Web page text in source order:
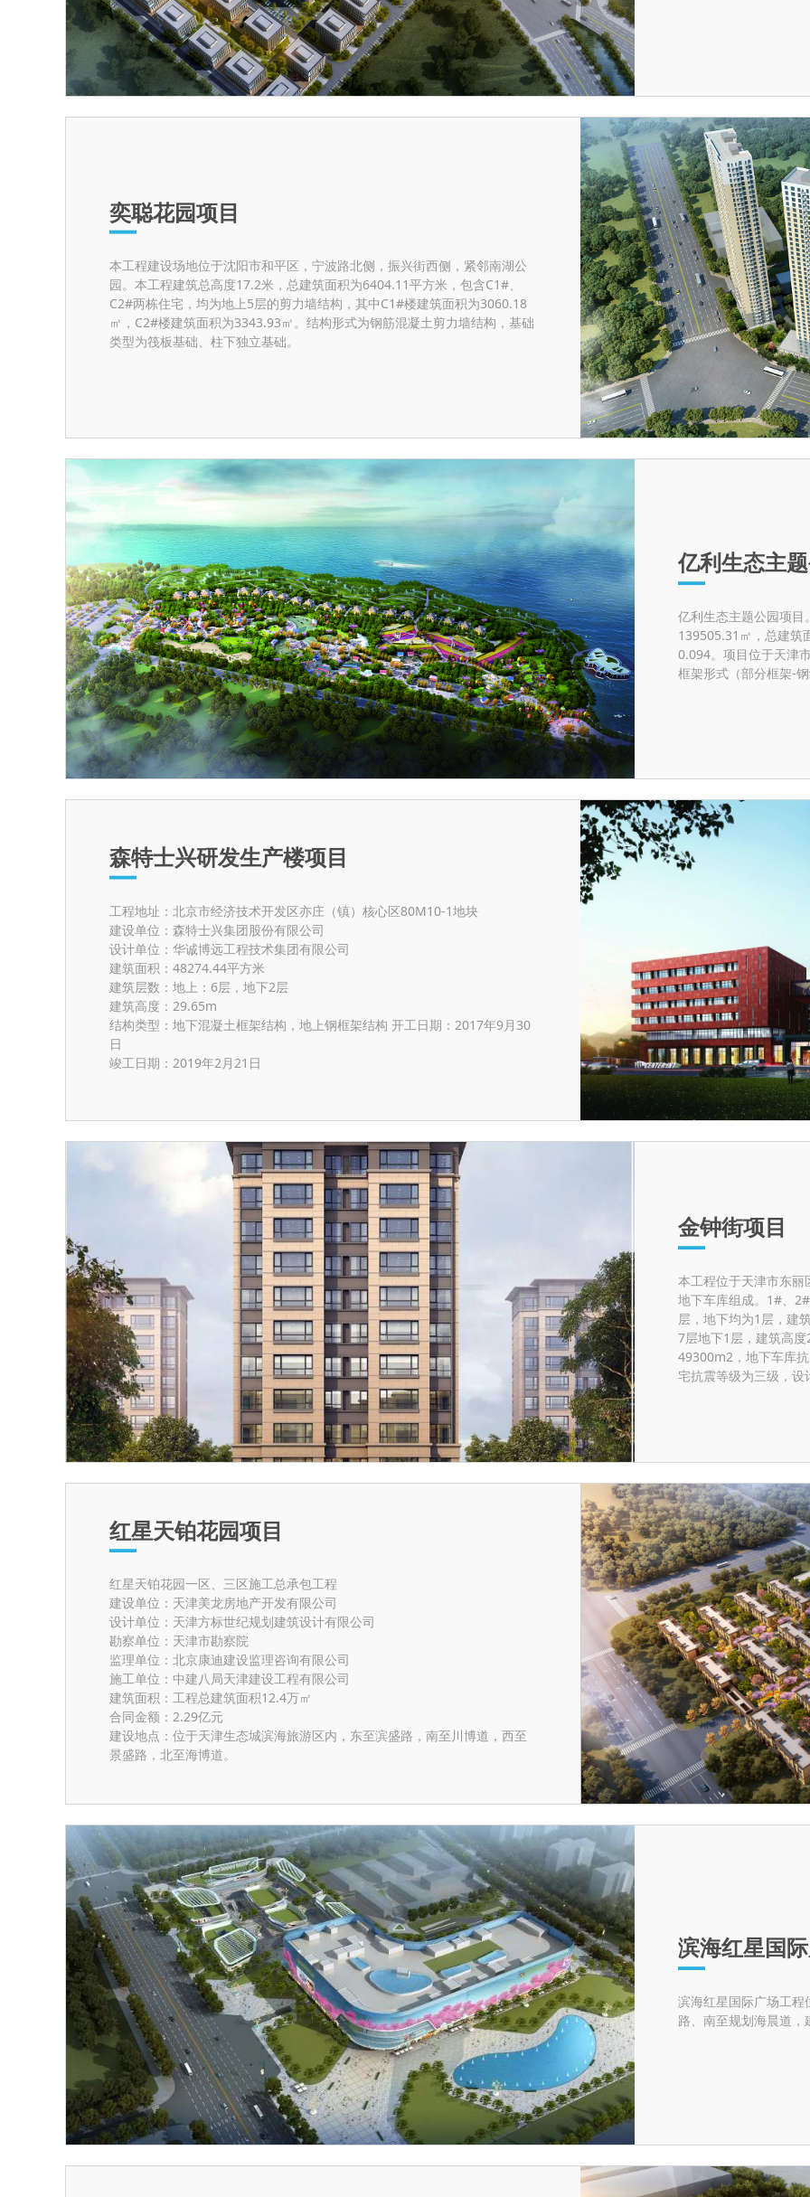
奕聪花园项目
本工程建设场地位于沈阳市和平区，宁波路北侧，振兴街西侧，紧邻南湖公
园。本工程建筑总高度17.2米，总建筑面积为6404.11平方米，包含C1#、
C2#两栋住宅，均为地上5层的剪力墙结构，其中C1#楼建筑面积为3060.18
㎡，C2#楼建筑面积为3343.93㎡。结构形式为钢筋混凝土剪力墙结构，基础
类型为筏板基础、柱下独立基础。
亿利生态主
亿利生态主题公园项
139505.31㎡，总建筑
0.094。项目位于天津
框架形式（部分框架-
森特士兴研发生产楼项目
工程地址：北京市经济技术开发区亦庄（镇）核心区80M10-1地块
建设单位：森特士兴集团股份有限公司
设计单位：华诚博远工程技术集团有限公司
建筑面积：48274.44平方米
建筑层数：地上：6层，地下2层
建筑高度：29.65m
结构类型：地下混凝土框架结构，地上钢框架结构 开工日期：2017年9月30
日
竣工日期：2019年2月21日
金钟街项目
本工程位于天津市东
地下车库组成。1#、
层，地下均为1层，建
7层地下1层，建筑高
49300m2，地下车库
宅抗震等级为三级，设
红星天铂花园项目
红星天铂花园一区、三区施工总承包工程
建设单位：天津美龙房地产开发有限公司
设计单位：天津方标世纪规划建筑设计有限公司
勘察单位：天津市勘察院
监理单位：北京康迪建设监理咨询有限公司
施工单位：中建八局天津建设工程有限公司
建筑面积：工程总建筑面积12.4万㎡
合同金额：2.29亿元
建设地点：位于天津生态城滨海旅游区内，东至滨盛路，南至川博道，西至
景盛路，北至海博道。
滨海红星国
滨海红星国际广场工
路、南至规划海晨道